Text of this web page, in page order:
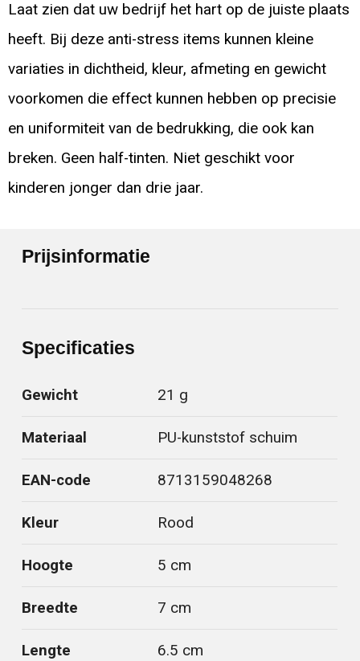
Laat zien dat uw bedrijf het hart op de juiste plaats
heeft. Bij deze anti-stress items kunnen kleine
variaties in dichtheid, kleur, afmeting en gewicht
voorkomen die effect kunnen hebben op precisie
en uniformiteit van de bedrukking, die ook kan
breken. Geen half-tinten. Niet geschikt voor
kinderen jonger dan drie jaar.
Prijsinformatie
Specificaties
Gewicht 21 g
Materiaal PU-kunststof schuim
EAN-code 8713159048268
Kleur Rood
Hoogte 5 cm
Breedte 7 cm
Lengte 6.5 cm